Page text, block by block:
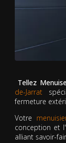
Tellez
de-Jarrat
fermeture
Votre
conception et
alliant savoir-